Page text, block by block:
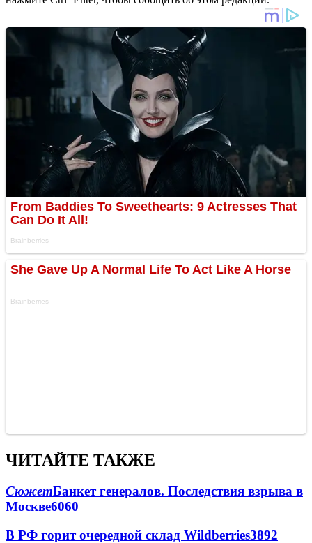
ЧИТАЙТЕ ТАКЖЕ
СюжетБанкет генералов. Последствия взрыва в
Москве6060
В РФ горит очередной склад Wildberries3892